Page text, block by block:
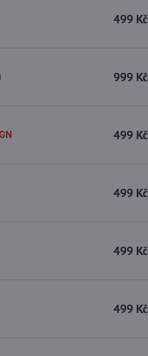
499 Kč
999 Kč
499 Kč
499 Kč
499 Kč
499 Kč